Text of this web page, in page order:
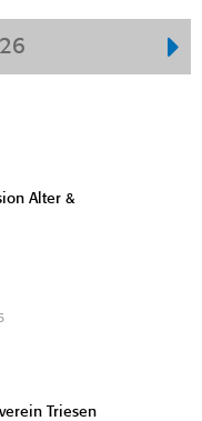
Alter &
Triesen